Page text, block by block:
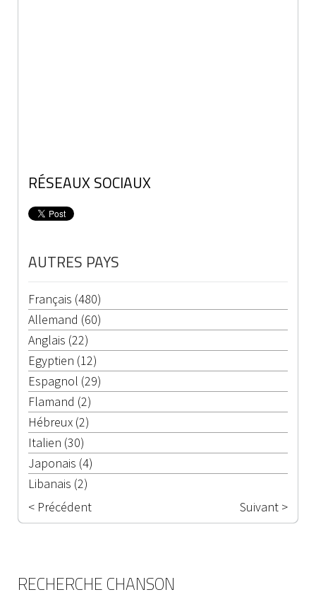
RÉSEAUX SOCIAUX
AUTRES PAYS
Français (480)
Allemand (60)
Anglais (22)
Egyptien (12)
Espagnol (29)
Flamand (2)
Hébreux (2)
Italien (30)
Japonais (4)
Libanais (2)
< Précédent
Suivant >
RECHERCHE CHANSON